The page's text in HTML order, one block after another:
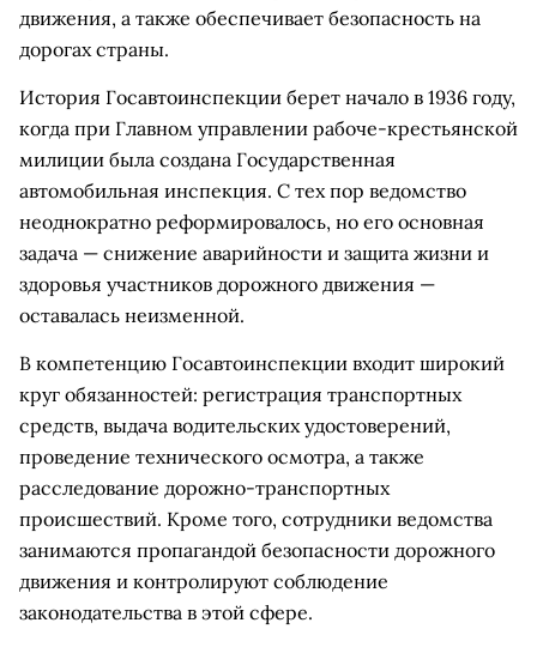
движения, а также обеспечивает безопасность на
дорогах страны.
История Госавтоинспекции берет начало в 1936 году,
когда при Главном управлении рабоче-крестьянской
милиции была создана Государственная
автомобильная инспекция. С тех пор ведомство
неоднократно реформировалось, но его основная
задача — снижение аварийности и защита жизни и
здоровья участников дорожного движения —
оставалась неизменной.
В компетенцию Госавтоинспекции входит широкий
круг обязанностей: регистрация транспортных
средств, выдача водительских удостоверений,
проведение технического осмотра, а также
расследование дорожно-транспортных
происшествий. Кроме того, сотрудники ведомства
занимаются пропагандой безопасности дорожного
движения и контролируют соблюдение
законодательства в этой сфере.